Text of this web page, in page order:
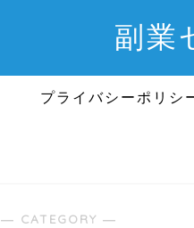
副業
プライバシーポリシ
― CATEGORY ―